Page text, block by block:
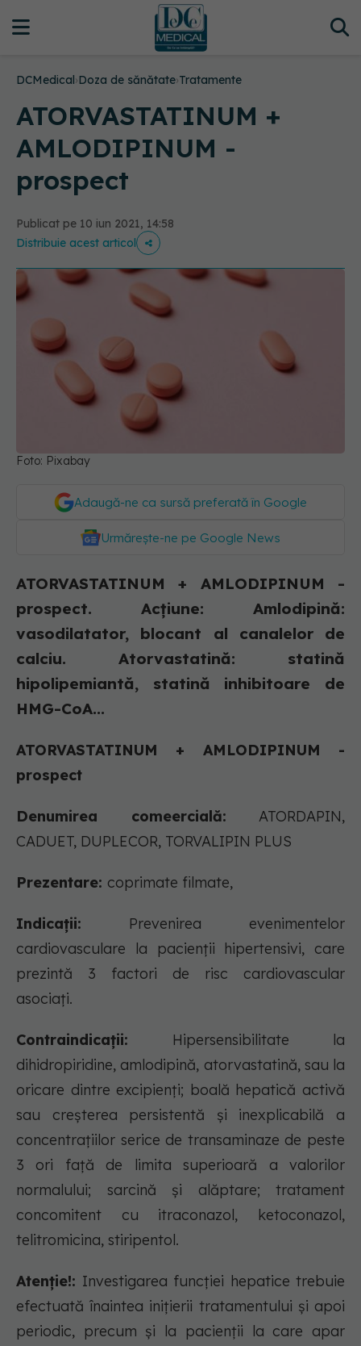
DCMedical›Doza de sănătate›Tratamente
ATORVASTATINUM +
AMLODIPINUM -
prospect
Publicat pe 10 iun 2021, 14:58
Distribuie acest articol
Foto: Pixabay
Adaugă-ne ca sursă preferată în Google
Urmărește-ne pe Google News
ATORVASTATINUM + AMLODIPINUM -
prospect. Acţiune: Amlodipină:
vasodilatator, blocant al canalelor de
calciu. Atorvastatină: statină
hipolipemiantă, statină inhibitoare de
HMG-CoA...
ATORVASTATINUM + AMLODIPINUM -
prospect
Denumirea comeercială: ATORDAPIN,
CADUET, DUPLECOR, TORVALIPIN PLUS
Prezentare: coprimate filmate,
Indicații: Prevenirea evenimentelor
cardiovasculare la pacienţii hipertensivi, care
prezintă 3 factori de risc cardiovascular
asociaţi.
Contraindicații: Hipersensibilitate la
dihidropiridine, amlodipină, atorvastatină, sau la
oricare dintre excipienţi; boală hepatică activă
sau creşterea persistentă şi inexplicabilă a
concentraţiilor serice de transaminaze de peste
3 ori faţă de limita superioară a valorilor
normalului; sarcină şi alăptare; tratament
concomitent cu itraconazol, ketoconazol,
telitromicina, stiripentol.
Atenție!: Investigarea funcţiei hepatice trebuie
efectuată înaintea iniţierii tratamentului şi apoi
periodic, precum şi la pacienţii la care apar